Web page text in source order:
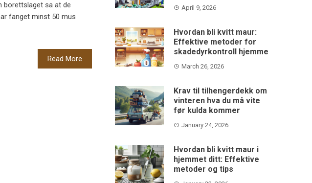
borettslaget sa at de
fanget minst 50 mus
Read More
April 9, 2026
Hvordan bli kvitt maur:
Effektive metoder for
skadedyrkontroll hjemme
March 26, 2026
Krav til tilhengerdekk om
vinteren hva du må vite
før kulda kommer
January 24, 2026
Hvordan bli kvitt maur i
hjemmet ditt: Effektive
metoder og tips